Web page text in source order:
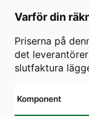
Varför din
Priserna på
det
slutfaktura
Komponent